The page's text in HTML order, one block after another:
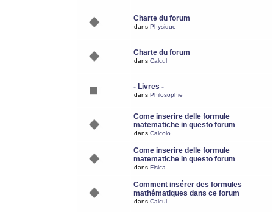
Charte du forum
dans Physique
Charte du forum
dans Calcul
- Livres -
dans Philosophie
Come inserire delle formule
matematiche in questo forum
dans Calcolo
Come inserire delle formule
matematiche in questo forum
dans Fisica
Comment insérer des formules
mathématiques dans ce forum
dans Calcul